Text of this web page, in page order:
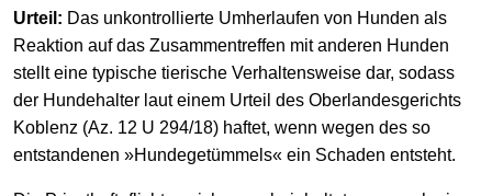
Urteil: Das unkontrollierte Umherlaufen von Hunden als
Reaktion auf das Zusammentreffen mit anderen Hunden
stellt eine typische tierische Verhaltensweise dar, sodass
der Hundehalter laut einem Urteil des Oberlandesgerichts
Koblenz (Az. 12 U 294/18) haftet, wenn wegen des so
entstandenen »Hundegetümmels« ein Schaden entsteht.